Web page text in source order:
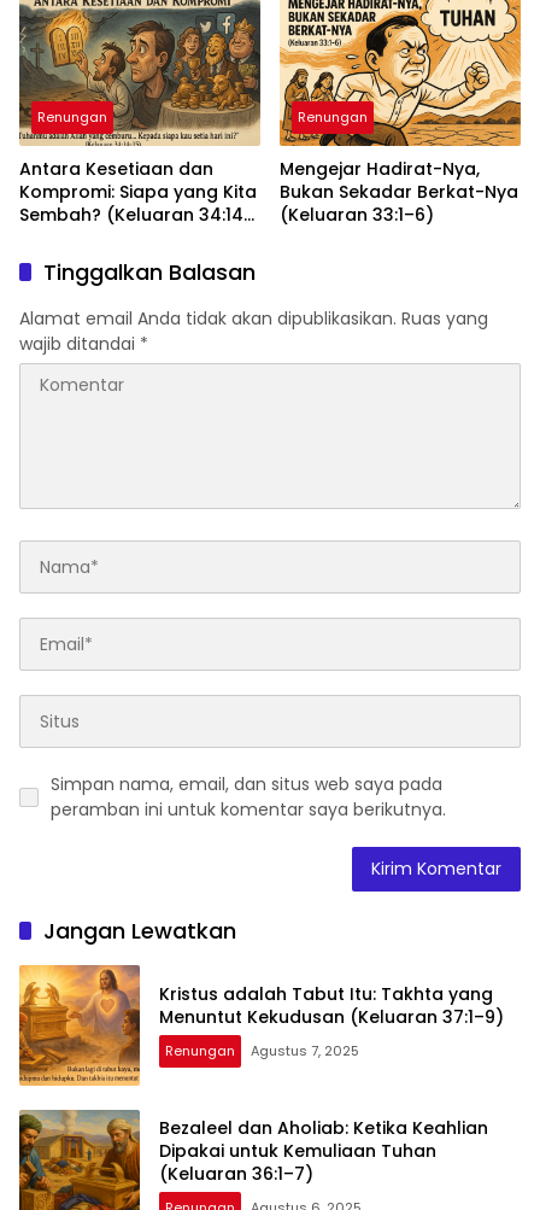
Renungan
Antara Kesetiaan dan
Kompromi: Siapa yang Kita
Sembah? (Keluaran 34:14–
Renungan
Mengejar Hadirat-Nya,
Bukan Sekadar Berkat-Nya
(Keluaran 33:1–6)
Tinggalkan Balasan
Alamat email Anda tidak akan dipublikasikan. Ruas yang
wajib ditandai *
Simpan nama, email, dan situs web saya pada
peramban ini untuk komentar saya berikutnya.
Jangan Lewatkan
Kristus adalah Tabut Itu: Takhta yang
Menuntut Kekudusan (Keluaran 37:1–9)
Renungan Agustus 7, 2025
Bezaleel dan Aholiab: Ketika Keahlian
Dipakai untuk Kemuliaan Tuhan
(Keluaran 36:1–7)